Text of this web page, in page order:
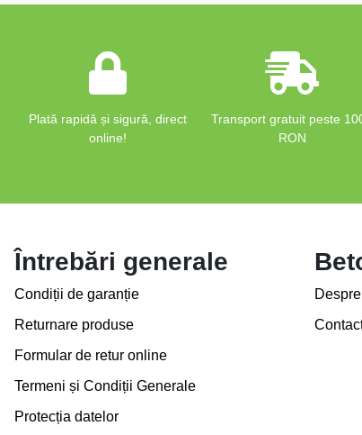
Plată rapidă și sigură, direct
online!
Transport gratuit peste
RON
Întrebări generale
Condiții de garanție
Returnare produse
Formular de retur online
Termeni și Condiții Generale
Protecția datelor